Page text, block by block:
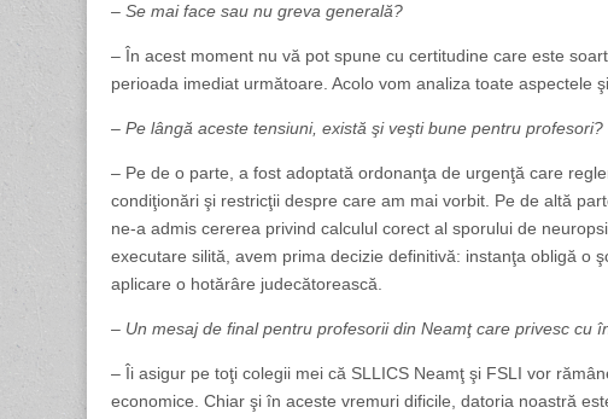
– Se mai face sau nu greva generală?
– În acest moment nu vă pot spune cu certitudine care este
perioada imediat următoare. Acolo vom analiza toate aspectele
– Pe lângă aceste tensiuni, există şi veşti bune pentru
– Pe de o parte, a fost adoptată ordonanţa de urgenţă care
condiţionări şi restricţii despre care am mai vorbit. Pe de altă
ne-a admis cererea privind calculul corect al sporului de
executare silită, avem prima decizie definitivă: instanţa obligă o
aplicare o hotărâre judecătorească.
– Un mesaj de final pentru profesorii din Neamţ care privesc cu
– Îi asigur pe toţi colegii mei că SLLICS Neamţ şi FSLI vor
economice. Chiar şi în aceste vremuri dificile, datoria noastră